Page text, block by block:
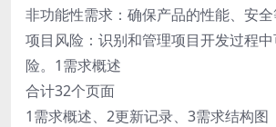
非功能性需求：确保产品的性能、安全
项目风险：识别和管理项目开发过程
险。1需求概述
合计32个页面
1需求概述、2更新记录、3需求结构图